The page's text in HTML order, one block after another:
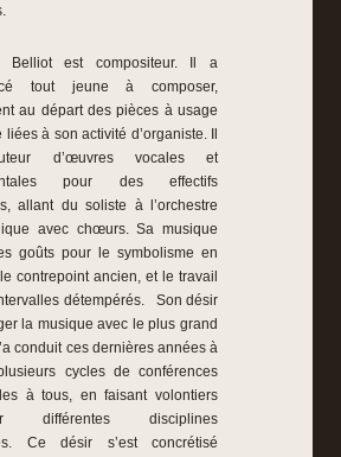
Belliot est compositeur. Il a
tout jeune à composer,
au départ des pièces à usage
liées à son activité d’organiste. Il
d’œuvres vocales et
pour des effectifs
allant du soliste à l’orchestre
avec chœurs. Sa musique
goûts pour le symbolisme en
contrepoint ancien, et le travail
détempérés. Son désir
la musique avec le plus grand
conduit ces dernières années à
cycles de conférences
à tous, en faisant volontiers
différentes disciplines
Ce désir s’est concrétisé